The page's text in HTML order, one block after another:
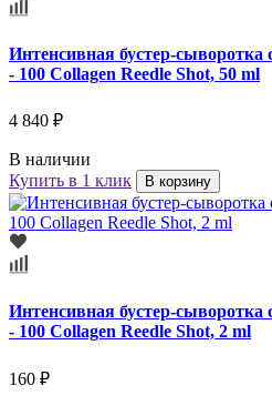
Интенсивная бустер-сыворотка
- 100 Collagen Reedle Shot, 50 ml
4 840 ₽
В наличии
Купить в 1 клик
В корзину
Интенсивная бустер-сыворотка
- 100 Collagen Reedle Shot, 2 ml
160 ₽